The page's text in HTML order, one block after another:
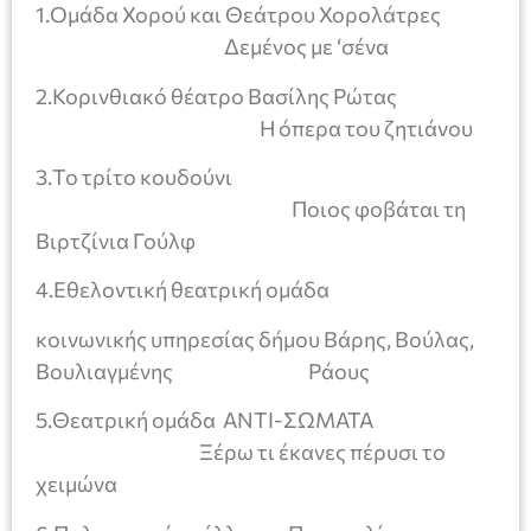
1.Ομάδα Χορού και Θεάτρου Χορολάτρες
Δεμένος με ‘σένα
2.Κορινθιακό θέατρο Βασίλης Ρώτας
Η όπερα του ζητιάνου
3.Το τρίτο κουδούνι
Ποιος φοβάται τη
Βιρτζίνια Γούλφ
4.Εθελοντική θεατρική ομάδα
κοινωνικής υπηρεσίας δήμου Βάρης, Βούλας,
Βουλιαγμένης Ράους
5.Θεατρική ομάδα ΑΝΤΙ-ΣΩΜΑΤΑ
Ξέρω τι έκανες πέρυσι το
χειμώνα